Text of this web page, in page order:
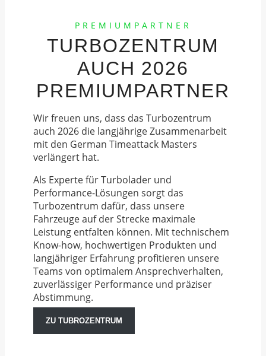
PREMIUMPARTNER
TURBOZENTRUM
AUCH 2026
PREMIUMPARTNER
Wir freuen uns, dass das Turbozentrum
auch 2026 die langjährige Zusammenarbeit
mit den German Timeattack Masters
verlängert hat.
Als Experte für Turbolader und
Performance-Lösungen sorgt das
Turbozentrum dafür, dass unsere
Fahrzeuge auf der Strecke maximale
Leistung entfalten können. Mit technischem
Know-how, hochwertigen Produkten und
langjähriger Erfahrung profitieren unsere
Teams von optimalem Ansprechverhalten,
zuverlässiger Performance und präziser
Abstimmung.
ZU TUBROZENTRUM